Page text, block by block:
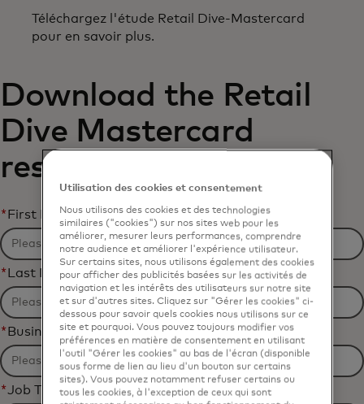
Téléchargez l'étude Retail Dive-Mastercard
pour en savoir plus.
Download the Retail
Dive Mastercard
research report
* First Name
* Last Name
* Business Email Address
*Job Title
Utilisation des cookies et consentement
Nous utilisons des cookies et des technologies
similaires ("cookies") sur nos sites web pour les
améliorer, mesurer leurs performances, comprendre
notre audience et améliorer l'expérience utilisateur.
Sur certains sites, nous utilisons également des cookies
pour afficher des publicités basées sur les activités de
navigation et les intérêts des utilisateurs sur notre site
et sur d'autres sites. Cliquez sur "Gérer les cookies" ci-
dessous pour savoir quels cookies nous utilisons sur ce
site et pourquoi. Vous pouvez toujours modifier vos
préférences en matière de consentement en utilisant
l'outil "Gérer les cookies" au bas de l'écran (disponible
sous forme de lien au lieu d'un bouton sur certains
sites). Vous pouvez notamment refuser certains ou
tous les cookies, à l'exception de ceux qui sont